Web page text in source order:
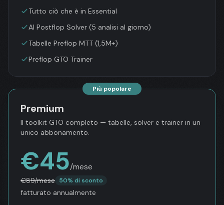
Tutto ciò che è in Essential
AI Postflop Solver (5 analisi al giorno)
Tabelle Preflop MTT (1,5M+)
Preflop GTO Trainer
Più popolare
Premium
Il toolkit GTO completo — tabelle, solver e trainer in un
unico abbonamento.
€45/mese
€89/mese 50% di sconto
fatturato annualmente